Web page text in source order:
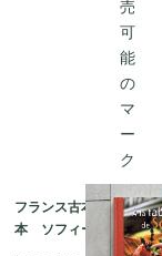
フランス古本 レシピ
本 ソフィーのお料理
本 100レシピ 12ps